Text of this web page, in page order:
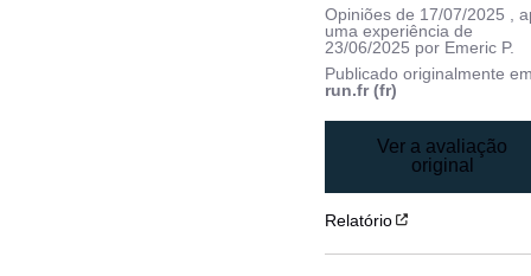
Opiniões de 17/07/2025
,
uma experiência de
23/06/2025 por Emeric P.
Publicado originalmente
run.fr (fr)
Ver a avaliação
original
Relatório